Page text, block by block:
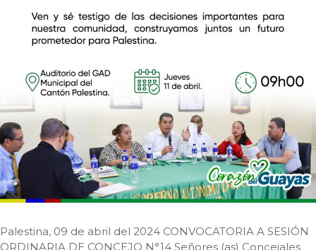
Palestina, 09 de abril del 2024 CONVOCATORIA A SESIÓN
ORDINARIA DE CONCEJO N°14 Señores (as) Concejales